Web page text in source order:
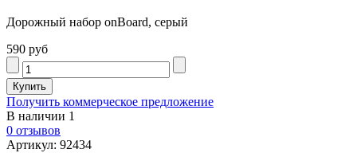
Дорожный набор onBoard, серый
590 руб
Получить коммерческое предложение
В наличии 1
0 отзывов
Артикул: 92434